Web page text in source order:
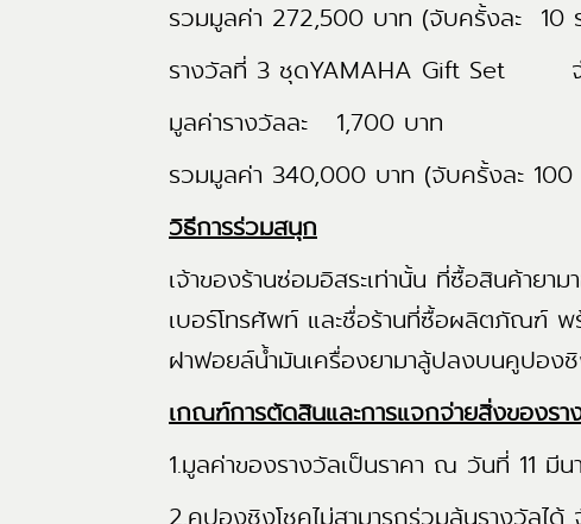
รวมมูลค่า 272,500 บาท (จับครั้งละ 10
รางวัลที่ 3 ชุดYAMAHA Gift Set จ
มูลค่ารางวัลละ 1,700 บาท
รวมมูลค่า 340,000 บาท (จับครั้งละ 100
วิธีการร่วมสนุก
เจ้าของร้านซ่อมอิสระเท่านั้น ที่ซื้อสินค้าย
เบอร์โทรศัพท์ และชื่อร้านที่ซื้อผลิตภัณฑ์
ฝาฟอยล์น้ำมันเครื่องยามาลู้ปลงบนคูปอ
เกณฑ์การตัดสินและการแจกจ่ายสิ่งของรา
1.มูลค่าของรางวัลเป็นราคา ณ วันที่ 11 มี
2.คูปองชิงโชคไม่สามารถร่วมลุ้นรางวัลไ